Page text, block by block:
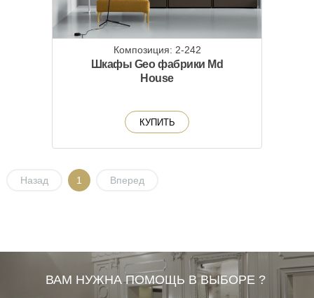
Композиция: 2-242
Шкафы Geo фабрики Md
House
КУПИТЬ
Назад 1 Вперед
ВАМ НУЖНА ПОМОЩЬ В ВЫБОРЕ ?